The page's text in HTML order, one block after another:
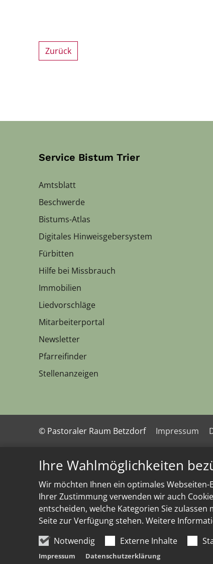
Ihre Wahlmöglichkeiten
Wir möchten Ihnen ein optimales
Ihrer Zustimmung verwenden wir auch
entscheiden, welche Kategorien Sie
Seite zur Verfügung stehen. Weitere
Notwendig
Externe Inhalte
Impressum Datenschutzerklärung
Zurück
Service Bistum Trier
Amtsblatt
Beschwerde
Bistums-Atlas
Digitales Hinweisgebersystem
Fürbitten
Hilfe bei Missbrauch
Immobilien
Liedvorschläge
Mitarbeiterportal
Newsletter
Pfarreifinder
Stellenanzeigen
© Pastoraler Raum Betzdorf Impressum